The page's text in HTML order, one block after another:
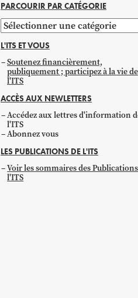
PARCOURIR PAR CATÉGORIE
Parcourir
par
catégorie
L'ITS ET VOUS
Soutenez financièrement,
publiquement ; participez à la vie de
l'ITS
ACCÈS AUX NEWLETTERS
Accédez aux lettres d'information
l'ITS
Abonnez vous
LES PUBLICATIONS DE L'ITS
Voir les sommaires des
l'ITS